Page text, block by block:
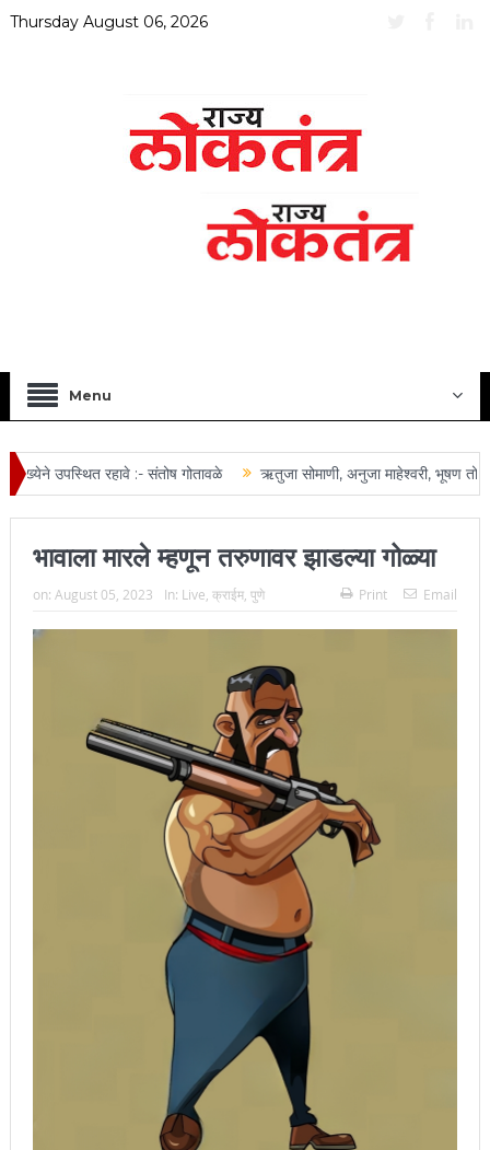
Thursday August 06, 2026
Menu
उपस्थित रहावे :- संतोष गोतावळे ऋतुजा सोमाणी, अनुजा माहेश्वरी, भूषण
प्रमुख न्यायाधीश महेंद्र के महाजन
भावाला मारले म्हणून तरुणावर झाडल्या गोळ्या
on: August 05, 2023 In: Live क्राईम, पुणे Print Email